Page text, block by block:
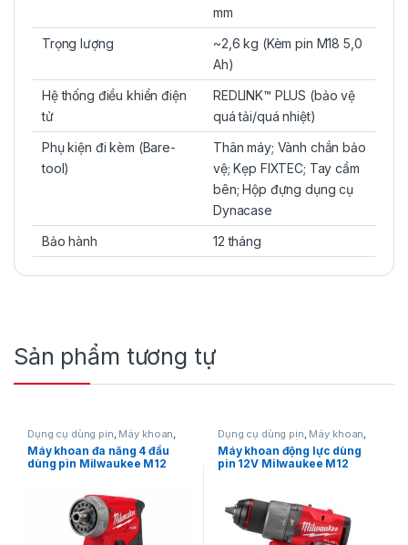
mm
Trọng lượng
~2,6 kg (Kèm pin M18 5,0
Ah)
Hệ thống điều khiển điện
tử
REDLINK™ PLUS (bảo vệ
quá tải/quá nhiệt)
Phụ kiện đi kèm (Bare-
tool)
Thân máy; Vành chắn bảo
vệ; Kẹp FIXTEC; Tay cầm
bên; Hộp đựng dụng cụ
Dynacase
Bảo hành
12 tháng
Sản phẩm tương tự
Dụng cụ dùng pin Máy khoan
Máy khoan đa năng Máy khoan
dùng pin 12V ,Milwaukee
Máy khoan đa năng 4 đầu
dùng pin Milwaukee M12
Dụng cụ dùng pin Máy khoan
Máy khoan bê tông Máy khoan
bê tông dùng pin 12V,Máy khoan
động lực ,Máy khoan dùng pin
12V
Máy khoan động lực dùng
pin 12V Milwaukee M12